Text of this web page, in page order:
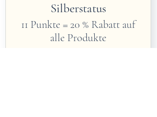
Silberstatus
11 Punkte = 20 % Rabatt auf
alle Produkte